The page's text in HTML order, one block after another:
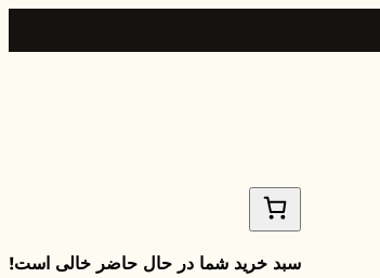
سبد خرید شما در حال حاضر خالی است!